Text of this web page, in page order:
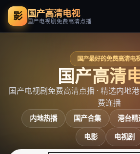
影 国产高清电视
国产电视剧免费高清点播
国产最好的免费高清电
国产高清
国产电视剧免费高清点播 · 精选内地
费连播
内地热播 国产合集 港台精
电影
电视剧